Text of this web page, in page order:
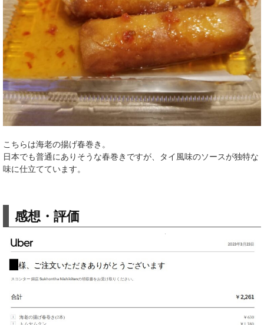
こちらは海老の揚げ春巻き。
日本でも普通にありそうな春巻きですが、タイ風味のソースが独特な
味に仕立てています。
感想・評価